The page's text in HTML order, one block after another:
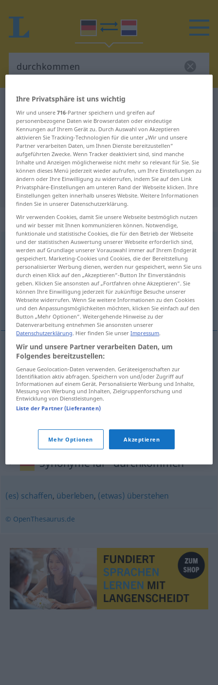
Deutsch-Niederländisch Wörterbuch
durchkommen
Deutsch-Niederländisch
Übersetzung für "durchkommen"
"durchkommen" Niederländisch
Übersetzung
„durchkommen“
durchkommen
Übersicht aller Übersetzungen
(Für mehr Details die Übersetzung anklicken/antippen)
komen door, erdoor komen, doorkomen, het
halen, rondkomen
komendoor,erdoorkomen
doorkomen durchkommen Nachricht
hethalen durchkommen
rondkomen durchkommenmit Geld
Synonyme für "durchkommen"
(es) schaffen, überleben, (etwas) überstehen
© OpenThesaurus.de
Ihre Privatsphäre ist uns wichtig
Wir und unsere716-Partner speichern und greifen auf
personenbezogene Daten wie Browserdaten oder eindeutige
Kennungen auf Ihrem Gerät zu. Durch Auswahl von Akzeptieren
aktivieren Sie Tracking-Technologien für die unter „Wir und unsere
Partner verarbeiten Daten, um Ihnen Dienste bereitzustellen“
aufgeführten Zwecke. Wenn Tracker deaktiviert sind, sind manche
Inhalte und Anzeigen möglicherweise nicht mehr so relevant für Sie. Sie
können dieses Menü jederzeit wieder aufrufen, um Ihre Einstellungen zu
ändern oder Ihre Einwilligung zu widerrufen, indem Sie auf den Link
Privatsphäre-Einstellungen am unteren Rand der Webseite klicken. Ihre
Einstellungen gelten innerhalb unseres Website. Weitere Informationen
finden Sie in unserer Datenschutzerklärung.
Wir verwenden Cookies, damit Sie unsere Webseite bestmöglich nutzen
und wir besser mit Ihnen kommunizieren können. Notwendige,
funktionale und statistische Cookies, die für den Betrieb der Webseite
und der statistischen Auswertung unserer Webseite erforderlich sind,
werden auf Grundlage unserer Vorauswahl immer auf Ihrem Endgerät
gespeichert. Marketing-Cookies und Cookies, die der Bereitstellung
personalisierter Werbung dienen, werden nur gespeichert, wenn Sie uns
durch einen Klick auf den „Akzeptieren“-Button Ihr Einverständnis
geben. Klicken Sie ansonsten auf „Fortfahren ohne Akzeptieren“. Sie
können Ihre Einwilligung jederzeit für zukünftige Besuche unserer
Webseite widerrufen. Wenn Sie weitere Informationen zu den Cookies
und den Anpassungsmöglichkeiten möchten, klicken Sie einfach auf den
Button „Mehr Optionen“. Weitergehende Hinweise zu der
Datenverarbeitung entnehmen Sie ansonsten unserer
Datenschutzerklärung. Hier finden Sie unserImpressum.
Wir und unsere Partner verarbeiten Daten, um
Folgendes bereitzustellen:
Genaue Geolocation-Daten verwenden. Geräteeigenschaften zur
Identifikation aktiv abfragen. Speichern von und/oder Zugriff auf
Informationen auf einem Gerät. Personalisierte Werbung und Inhalte,
Messung von Werbung und Inhalten, Zielgruppenforschung und
Entwicklung von Dienstleistungen.
Liste der Partner (Lieferanten)
Mehr Optionen Akzeptieren